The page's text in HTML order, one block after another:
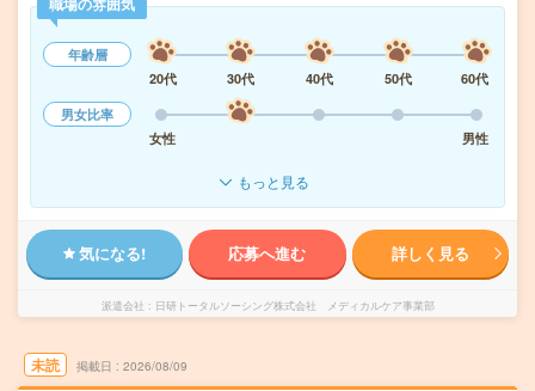
年齢層
20代
30代 40代 50代
60代
男女比率
女性
男性
もっと見る
気になる! 応募へ進む 詳しく見る
派遣会社 日研トータルソーシング株式会社 メディカルケア事業部
未読 掲載日 2026/08/09